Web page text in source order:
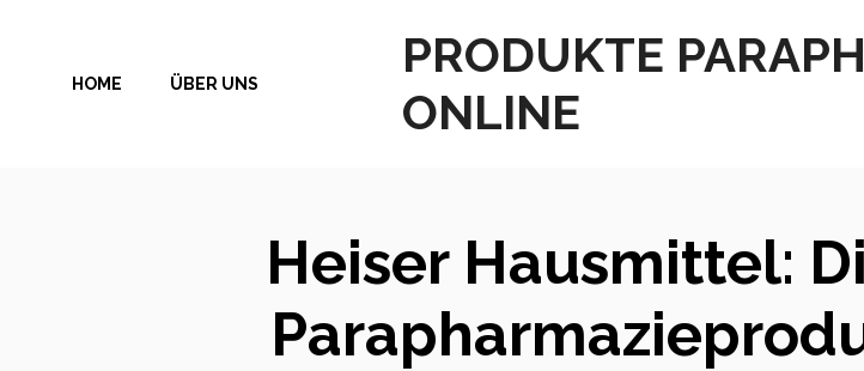
springen
PRODUKTE
ONLINE
HOME ÜBER UNS
Heiser Hausmittel: